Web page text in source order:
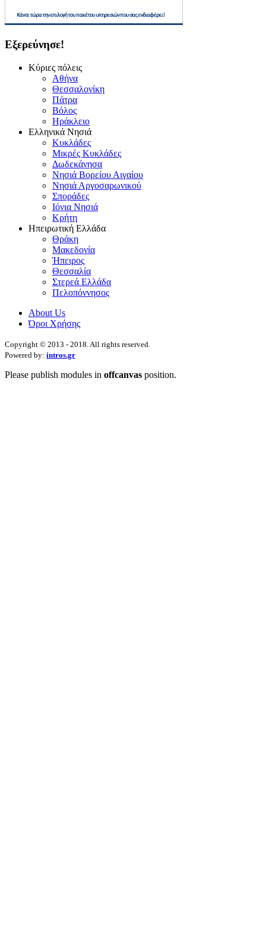
Εξερεύνησε!
Κύριες πόλεις
Αθήνα
Θεσσαλονίκη
Πάτρα
Βόλος
Ηράκλειο
Ελληνικά Νησιά
Κυκλάδες
Μικρές Κυκλάδες
Δωδεκάνησα
Νησιά Βορείου Αιγαίου
Νησιά Αργοσαρωνικού
Σποράδες
Ιόνια Νησιά
Κρήτη
Ηπειρωτική Ελλάδα
Θράκη
Μακεδονία
Ήπειρος
Θεσσαλία
Στερεά Ελλάδα
Πελοπόννησος
About Us
Όροι Χρήσης
Copyright © 2013 - 2018. All rights reserved.
Powered by: intros.gr
Please publish modules in offcanvas position.